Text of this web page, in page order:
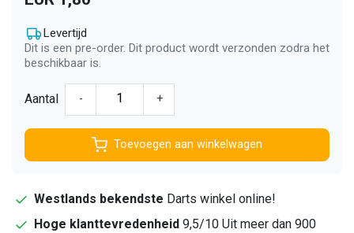
Levertijd
Dit is een pre-order. Dit product wordt verzonden zodra het
beschikbaar is.
Aantal - +
Toevoegen aan winkelwagen
Westlands bekendste Darts winkel online!
Hoge klanttevredenheid 9,5/10 Uit meer dan 900